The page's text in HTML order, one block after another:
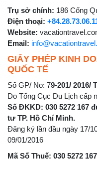
Trụ sở chính: 186 Cống
Điện thoại:
Website:
Email:
GIẤY PHÉP KINH
QUỐC TẾ
Số GP/ No: 79-201/ 2016/
Do Tổng Cục Du Lịch cấp
Số ĐKKD: 030 5272 167
tư TP. Hồ Chí Minh.
Đăng ký lần đầu ngày 17/
09/01/2016
Mã Số Thuế: 030 5272 167